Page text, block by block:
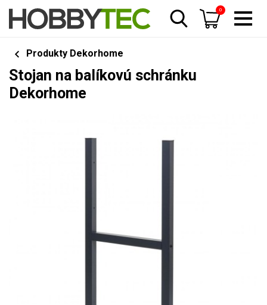
0
Produkty Dekorhome
Stojan na balíkovú schránku
Dekorhome